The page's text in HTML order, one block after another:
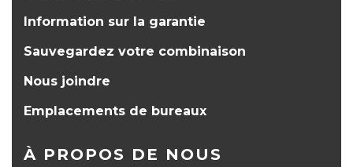
Information sur la garantie
Sauvegardez votre combinaison
Nous joindre
Emplacements de bureaux
À PROPOS DE NOUS